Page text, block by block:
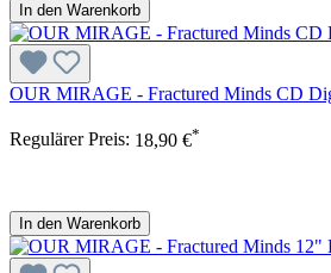
In den Warenkorb
OUR MIRAGE - Fractured Minds CD
Regulärer Preis: 18,90 €*
In den Warenkorb